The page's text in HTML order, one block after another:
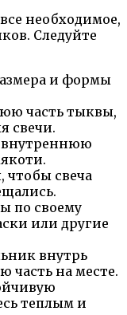
необходимое,
Следуйте
и формы
часть тыквы,
свечи.
внутреннюю
чтобы свеча
по своему
или другие
внутрь
часть на месте.
теплым и